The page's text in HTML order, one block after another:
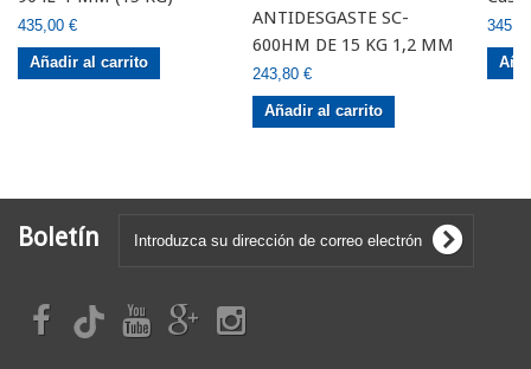
435,00 €
Añadir al carrito
ANTIDESGASTE SC-
600HM DE 15 KG 1,2 MM
243,80 €
Añadir al carrito
Boletín